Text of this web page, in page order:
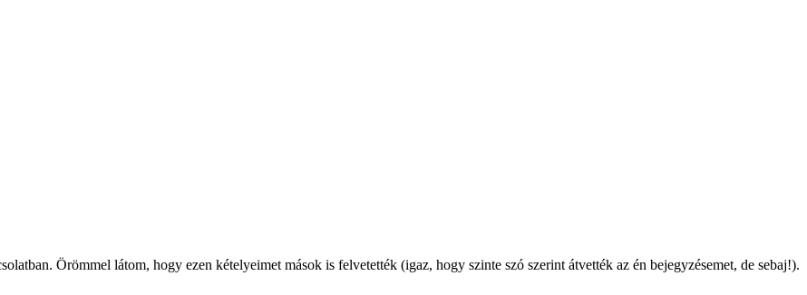
Örömmel látom, hogy ezen kételyeimet mások is felvetették (igaz, hogy szinte szó szerint átvették az én bejegyzésemet, de sebaj!).